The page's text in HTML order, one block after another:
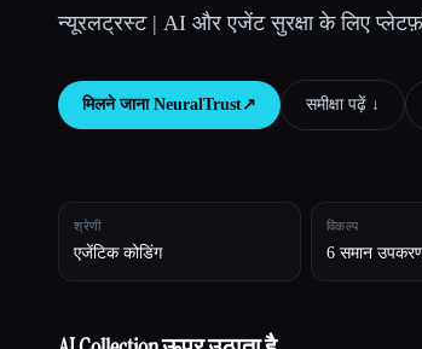
न्यूरलट्रस्ट | AI और एजेंट सुरक्षा के लिए
मिलने जाना NeuralTrust↗︎ समीक्षा पढ़ें ↓︎
श्रेणी
एजेंटिक कोडिंग
विकल्प
6 समान